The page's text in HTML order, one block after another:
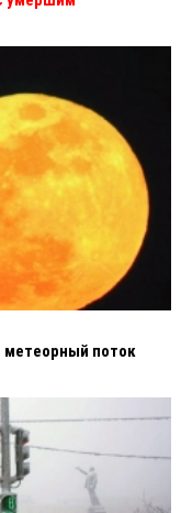
метеорный поток